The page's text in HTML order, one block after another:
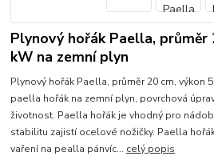
Plynový hořák Paella, průměr
kW na zemní plyn
Plynový hořák Paella, průměr 20 cm, výkon
paella hořák na zemní plyn, povrchová
životnost. Paella hořák je vhodný pro
stabilitu zajistí ocelové nožičky. Paella
vaření na pealla pánvíc... celý popis